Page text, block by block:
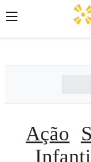
';';
Ação